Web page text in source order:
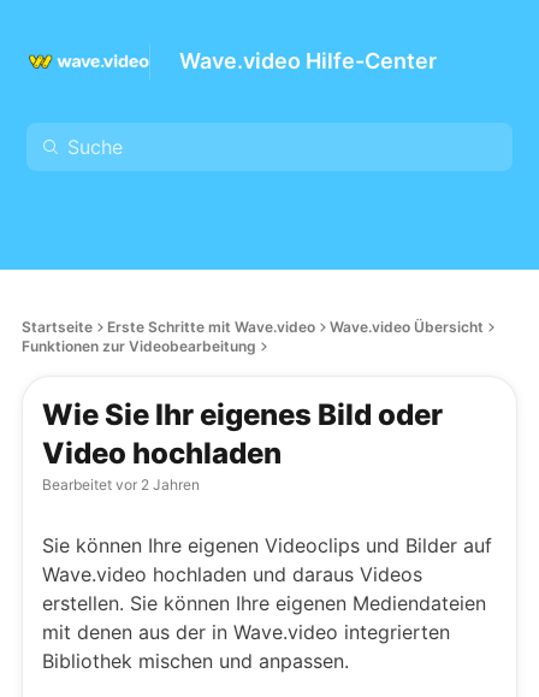
Wave.video Hilfe-Center
Startseite Erste Schritte mit Wave.video
Wave.video Übersicht
Funktionen zur Videobearbeitung
Wie Sie Ihr eigenes Bild oder
Video hochladen
Bearbeitet vor 2 Jahren
Sie können Ihre eigenen Videoclips und Bilder auf
Wave.video hochladen und daraus Videos
erstellen. Sie können Ihre eigenen Mediendateien
mit denen aus der in Wave.video integrierten
Bibliothek mischen und anpassen.